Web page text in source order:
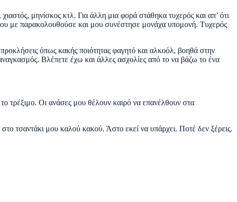
μηνίσκος κτλ. Για άλλη μια φορά στάθηκα τυχερός και απ’ ότι
με παρακολουθούσε και μου συνέστησε μονάχα υπομονή. Τυχερός
όπως κακής ποιότητας φαγητό και αλκοόλ, βοηθά στην
Βλέπετε έχω και άλλες ασχολίες από το να βάζω το ένα
τρέξιμο. Οι ανάσες μου θέλουν καιρό να επανέλθουν στα
τσαντάκι μου καλού κακού. Άστο εκεί να υπάρχει. Ποτέ δεν ξέρεις.